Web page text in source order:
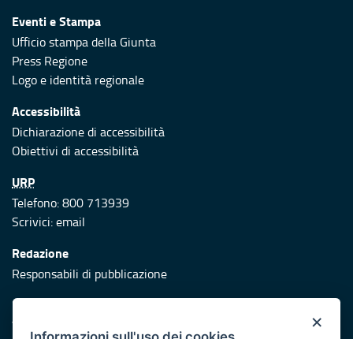
Eventi e Stampa
Ufficio stampa della Giunta
Press Regione
Logo e identità regionale
Accessibilità
Dichiarazione di accessibilità
Obiettivi di accessibilità
URP
Telefono: 800 713939
Scrivici:email
Redazione
Responsabili di pubblicazione
Protezione civile
Vai al sito di Protezione Civile Puglia
×